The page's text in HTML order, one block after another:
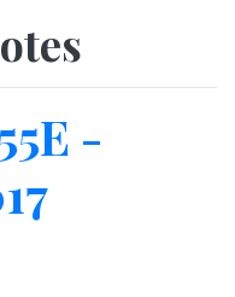
-